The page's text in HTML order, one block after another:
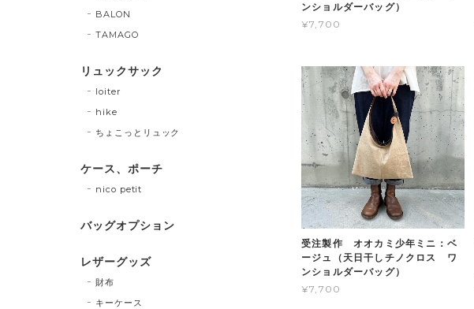
ンショルダーバッグ）
¥7,700
受注製作 オオカミ少年ミニ：ベ
ージュ（天日干しチノクロス ワ
ンショルダーバッグ）
¥7,700
BALON
TAMAGO
リュックサック
loiter
hike
ちょこっとリュック
ケース、ポーチ
nico petit
バッグオプション
レザーグッズ
財布
キーケース